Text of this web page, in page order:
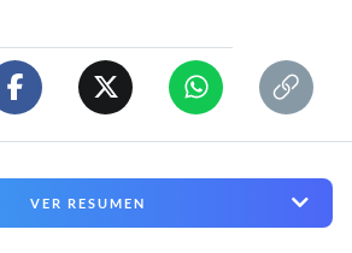
VER RESUMEN